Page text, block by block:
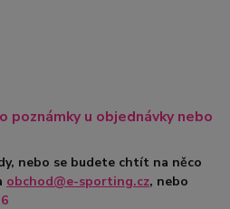
poznámky u objednávky nebo
nebo se budete chtít na něco
obchod@e-sporting.cz, nebo